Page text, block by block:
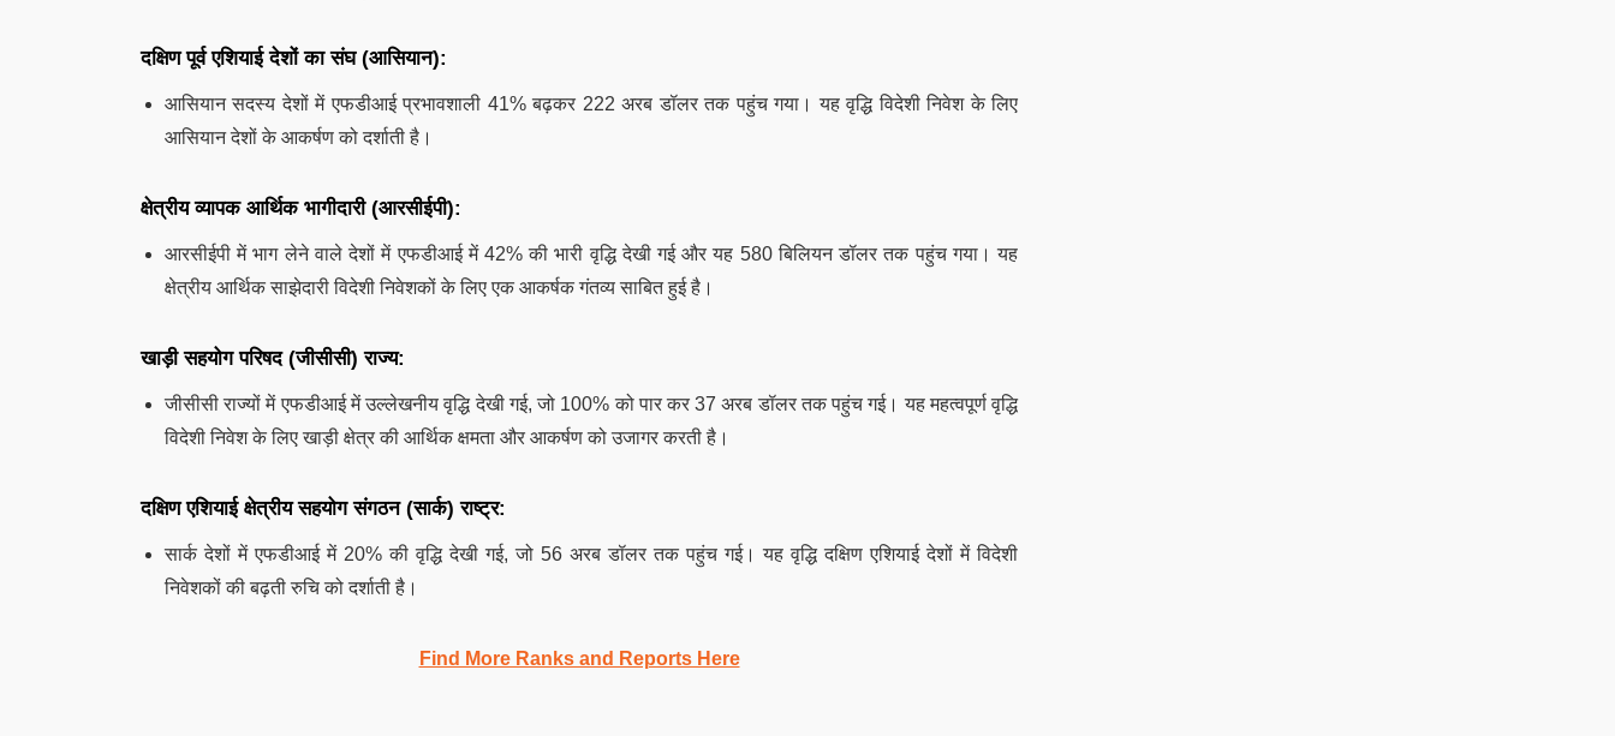
दक्षिण पूर्व एशियाई देशों का संघ (आसियान):
आसियान सदस्य देशों में एफडीआई प्रभावशाली 41% बढ़कर 222 अरब डॉलर तक पहुंच गया। यह वृद्धि विदेशी निवेश के लिए
आसियान देशों के आकर्षण को दर्शाती है।
क्षेत्रीय व्यापक आर्थिक भागीदारी (आरसीईपी):
आरसीईपी में भाग लेने वाले देशों में एफडीआई में 42% की भारी वृद्धि देखी गई और यह 580 बिलियन डॉलर तक पहुंच गया। यह
क्षेत्रीय आर्थिक साझेदारी विदेशी निवेशकों के लिए एक आकर्षक गंतव्य साबित हुई है।
खाड़ी सहयोग परिषद (जीसीसी) राज्य:
जीसीसी राज्यों में एफडीआई में उल्लेखनीय वृद्धि देखी गई, जो 100% को पार कर 37 अरब डॉलर तक पहुंच गई। यह महत्वपूर्ण वृद्धि
विदेशी निवेश के लिए खाड़ी क्षेत्र की आर्थिक क्षमता और आकर्षण को उजागर करती है।
दक्षिण एशियाई क्षेत्रीय सहयोग संगठन (सार्क) राष्ट्र:
सार्क देशों में एफडीआई में 20% की वृद्धि देखी गई, जो 56 अरब डॉलर तक पहुंच गई। यह वृद्धि दक्षिण एशियाई देशों में विदेशी
निवेशकों की बढ़ती रुचि को दर्शाती है।
Find More Ranks and Reports Here